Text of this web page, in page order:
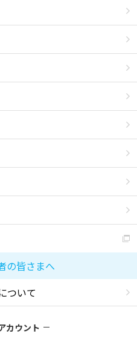
の皆さまへ
ついて
カウント